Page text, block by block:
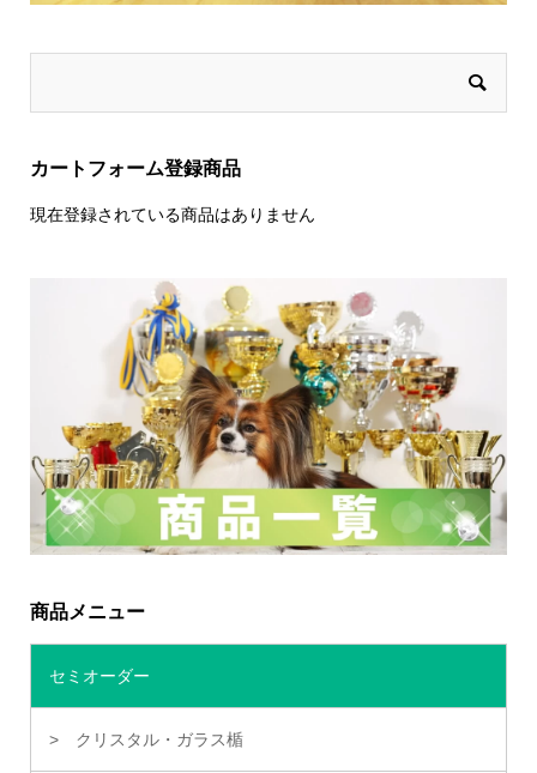
カートフォーム登録商品
現在登録されている商品はありません
商品メニュー
セミオーダー
クリスタル・ガラス楯